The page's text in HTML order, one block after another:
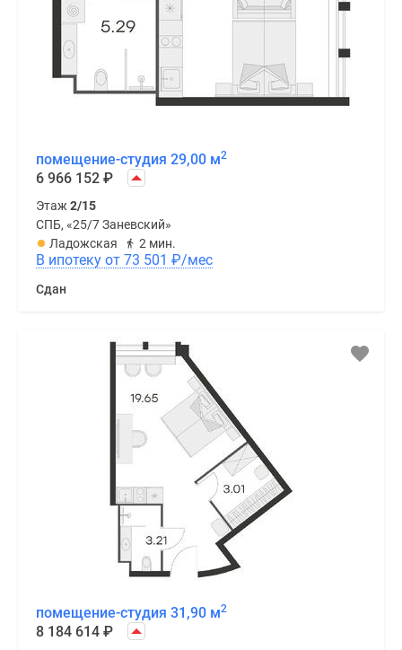
помещение-студия 29,00 м2
6 966 152 ₽
Этаж 2/15
СПБ, «25/7 Заневский»
Ладожская
2 мин.
В ипотеку от 73 501 ₽/мес
Сдан
помещение-студия 31,90 м2
8 184 614 ₽